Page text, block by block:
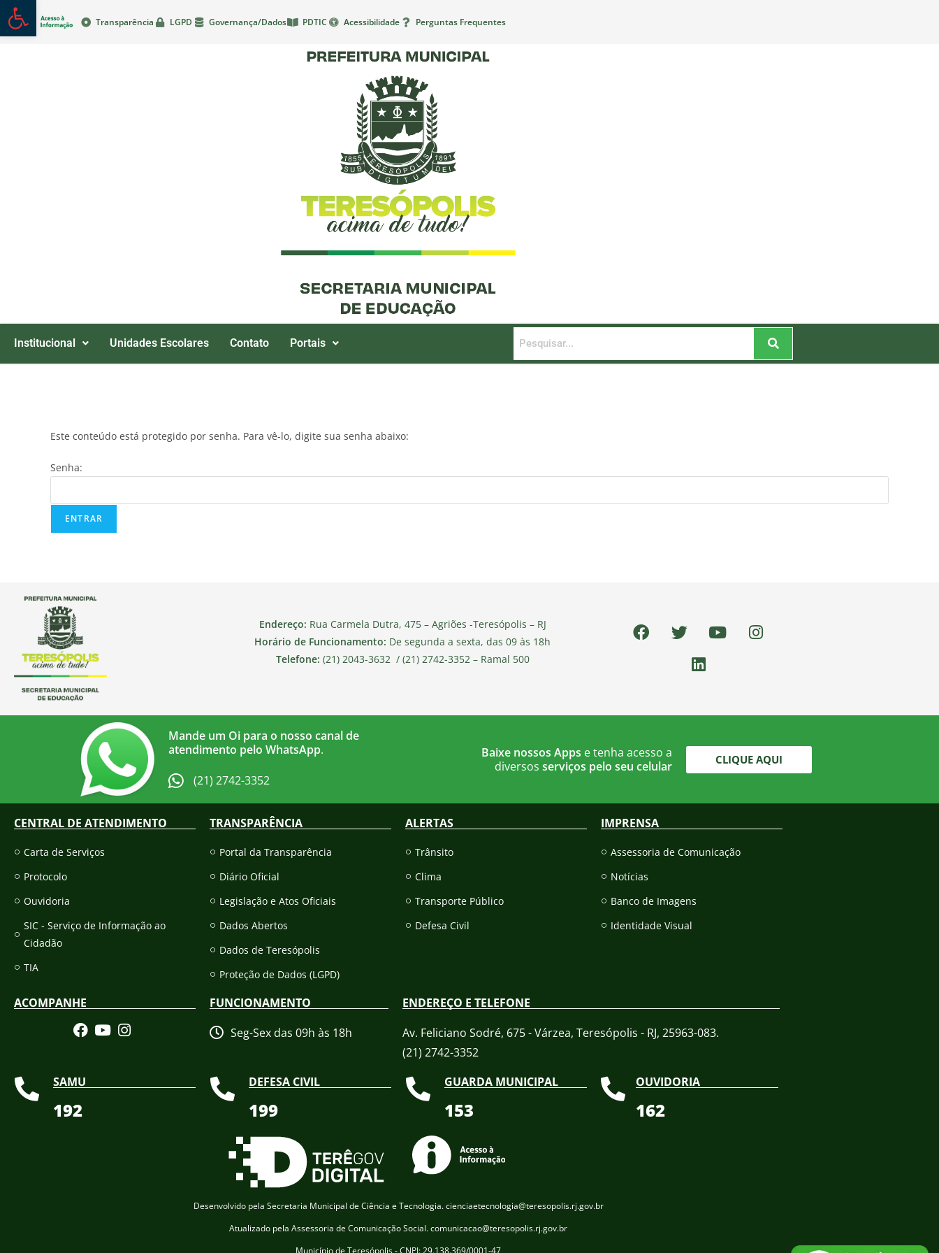
Transparência LGPD Governança/Dados PDTIC Acessibilidade Perguntas Frequentes
Institucional Unidades Escolares Contato Portais
Este conteúdo está protegido por senha. Para vê-lo, digite sua senha abaixo:
Senha:
Endereço: Rua Carmela Dutra, 475 – Agriões -Teresópolis – RJ
Horário de Funcionamento: De segunda a sexta, das 09 às 18h
Telefone: (21) 2043-3632 / (21) 2742-3352 – Ramal 500
Mande um Oi para o nosso canal de
atendimento pelo WhatsApp.
(21) 2742-3352​
Baixe nossos Apps e tenha acesso a
diversos serviços pelo seu celular CLIQUE AQUI
CENTRAL DE ATENDIMENTO
Carta de Serviços
Protocolo
Ouvidoria
SIC - Serviço de Informação ao
Cidadão
TIA
TRANSPARÊNCIA
Portal da Transparência
Diário Oficial
Legislação e Atos Oficiais
Dados Abertos
Dados de Teresópolis
Proteção de Dados (LGPD)
ALERTAS
Trânsito
Clima
Transporte Público
Defesa Civil
IMPRENSA
Assessoria de Comunicação
Notícias
Banco de Imagens
Identidade Visual
ACOMPANHE
FUNCIONAMENTO
Seg-Sex das 09h às 18h
ENDEREÇO E TELEFONE
Av. Feliciano Sodré, 675 - Várzea, Teresópolis - RJ, 25963-083.
(21) 2742-3352​
SAMU
192
DEFESA CIVIL
199
GUARDA MUNICIPAL
153
OUVIDORIA
162
Desenvolvido pela Secretaria Municipal de Ciência e Tecnologia. cienciaetecnologia@teresopolis.rj.gov.br
Atualizado pela Assessoria de Comunicação Social. comunicacao@teresopolis.rj.gov.br
Município de Teresópolis - CNPJ: 29.138.369/0001-47